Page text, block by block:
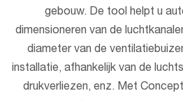
gebouw. De tool helpt u
dimensioneren van de
diameter van de
installatie, afhankelijk van de
drukverliezen, enz. Met